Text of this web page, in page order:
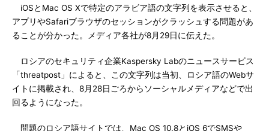
iOSとMac OS Xで特定のアラビア語の文字列を表示させると、
アプリやSafariブラウザのセッションがクラッシュする問題があ
ることが分かった。メディア各社が8月29日に伝えた。
ロシアのセキュリティ企業Kaspersky Labのニュースサービス
「threatpost」によると、この文字列は当初、ロシア語のWebサ
イトに掲載され、8月28日ごろからソーシャルメディアなどで出
回るようになった。
問題のロシア語サイトでは、Mac OS 10.8とiOS 6でSMSや